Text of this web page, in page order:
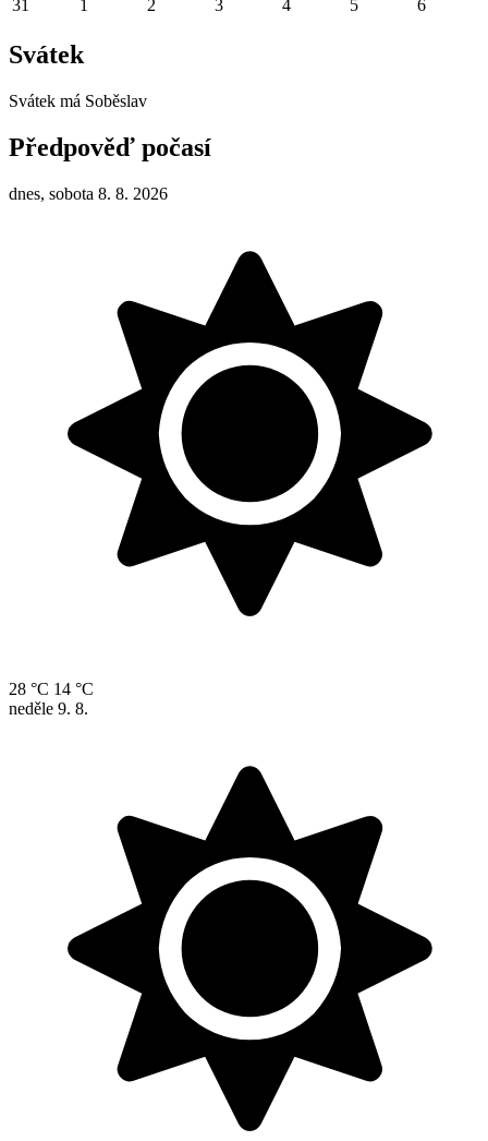
31 1 2 3 4 5 6
Svátek
Svátek má Soběslav
Předpověď počasí
dnes, sobota 8. 8. 2026
28 °C 14 °C
neděle 9. 8.